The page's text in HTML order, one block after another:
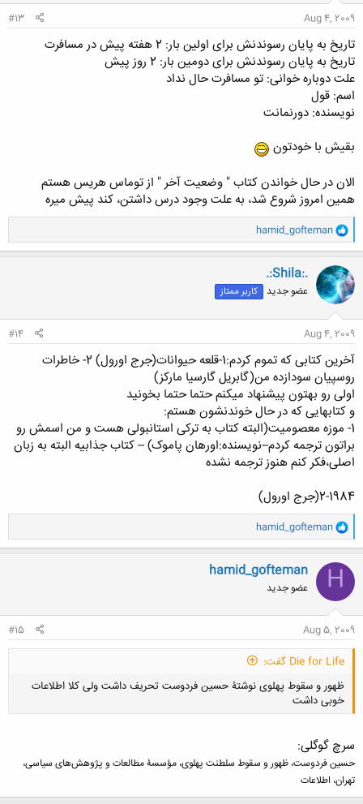
Aug 4, 2009
#13
تاریخ به پایان رسوندنش برای اولین بار: 2 هفته پیش در مسافرت
تاریخ به پایان رسوندنش برای دومین بار: 2 روز پیش
علت دوباره خوانی: تو مسافرت حال نداد
اسم: قول
نویسنده: دورنمانت
بقیش با خودتون
الان در حال خواندن کتاب " وضعیت آخر " از توماس هریس هستم
همین امروز شروع شد، به علت وجود درس داشتن، کند پیش میره
و
ا
ک
ن
ش
ه
ا
hamid_gofteman
.:Shila:.
عضو جدید کاربر ممتاز
Aug 4, 2009
#14
آخرین کتابی که تموم کردم:1-قلعه حیوانات(جرج اورول) 2- خاطرات
روسپیان سودازده من(گابریل گارسیا مارکز)
اولی رو بهتون پیشنهاد میکنم حتما حتما بخونید
و کتابهایی که در حال خوندنشون هستم:
1- موزه معصومیت(البته کتاب به ترکی استانبولی هست و من اسمش رو
براتون ترجمه کردم--نویسنده:اورهان پاموک) -- کتاب جذابیه البته به زبان
اصلی،فکر کنم هنوز ترجمه نشده
2-1984(جرج اورول)
و
ا
ک
ن
ش
ه
ا
hamid_gofteman
H
hamid_gofteman
عضو جدید
Aug 5, 2009
#15
Die for Life گفت:
ظهور و سقوط پهلوی نوشتۀ حسین فردوست تحریف داشت ولی کلا اطلاعات
خوبی داشت
کلیک کنید تا باز شود...
سرچ گوگلی:
حسین فردوست، ظهور و سقوط سلطنت پهلوی، مؤسسۀ مطالعات و پژوهش‌های سیاسی،
تهران، اطلاعات